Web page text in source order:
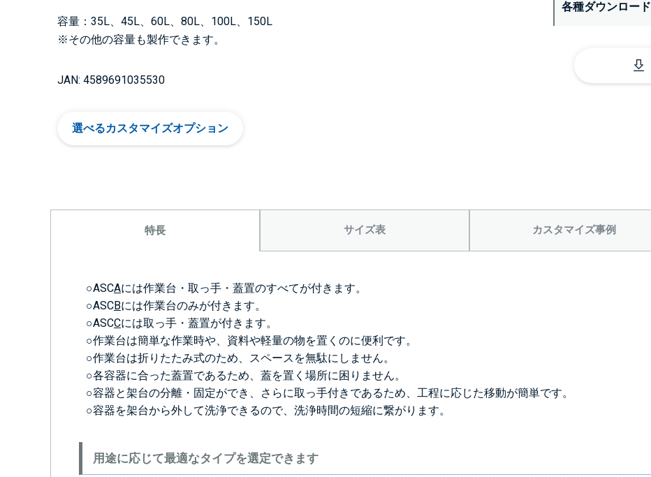
容量：35L、45L、60L、80L、100L、150L
※その他の容量も製作できます。
JAN: 4589691035530
選べるカスタマイズオプション
各種ダウンロード
特長 サイズ表 カスタマイズ事例
○ASCAには作業台・取っ手・蓋置のすべてが付きます。
○ASCBには作業台のみが付きます。
○ASCCには取っ手・蓋置が付きます。
○作業台は簡単な作業時や、資料や軽量の物を置くのに便利です。
○作業台は折りたたみ式のため、スペースを無駄にしません。
○各容器に合った蓋置であるため、蓋を置く場所に困りません。
○容器と架台の分離・固定ができ、さらに取っ手付きであるため、工程に応じた移動が簡単です。
○容器を架台から外して洗浄できるので、洗浄時間の短縮に繋がります。
用途に応じて最適なタイプを選定できます